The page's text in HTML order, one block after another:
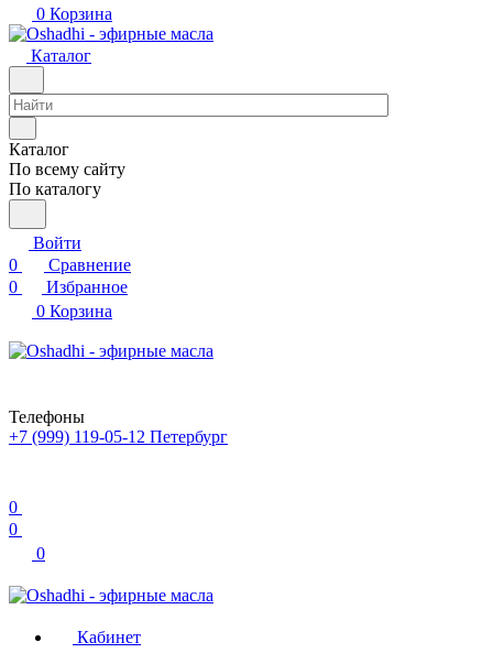
0 Корзина
Каталог
Каталог
По всему сайту
По каталогу
Войти
0
Сравнение
0
Избранное
0 Корзина
Телефоны
+7 (999) 119-05-12 Петербург
0
0
0
Кабинет